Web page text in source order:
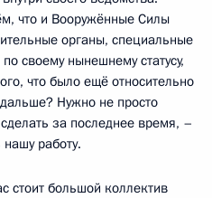
что и Вооружённые Силы
органы, специальные
своему нынешнему статусу,
что было ещё относительно
Нужно не просто
за последнее время, –
работу.
стоит большой коллектив